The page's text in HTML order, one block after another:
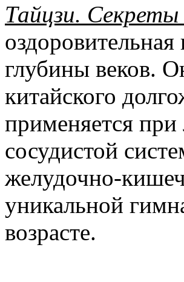
Тайцзи. Секреты
глубины веков.
китайского
применяется при
сосудистой
желудочно-
уникальной
возрасте.